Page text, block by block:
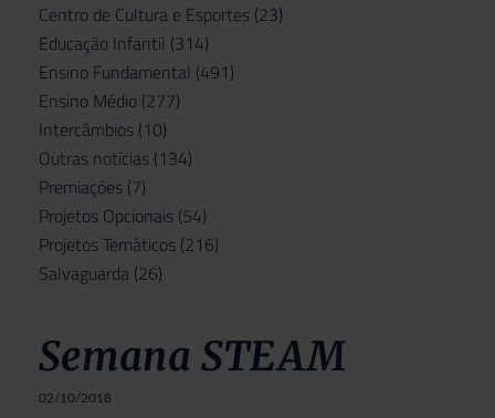
Centro de Cultura e Esportes (23)
Educação Infantil (314)
Ensino Fundamental (491)
Ensino Médio (277)
Intercâmbios (10)
Outras notícias (134)
Premiações (7)
Projetos Opcionais (54)
Projetos Temáticos (216)
Salvaguarda (26)
Semana STEAM
02/10/2018